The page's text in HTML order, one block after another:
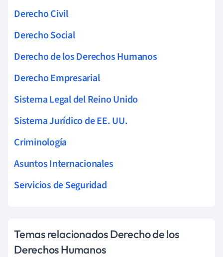
Derecho Civil
Derecho Social
Derecho de los Derechos Humanos
Derecho Empresarial
Sistema Legal del Reino Unido
Sistema Jurídico de EE. UU.
Criminología
Asuntos Internacionales
Servicios de Seguridad
Temas relacionados Derecho de los
Derechos Humanos